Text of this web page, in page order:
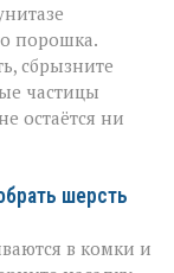
порошка.
сбрызните
частицы
остаётся ни
шерсть
в комки и